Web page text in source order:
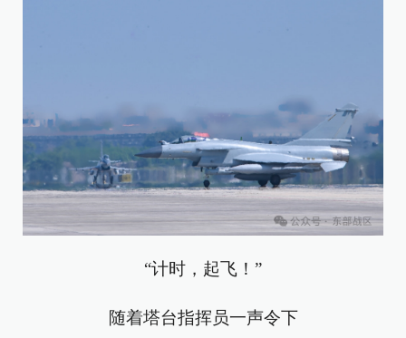
“计时，起飞！”
随着塔台指挥员一声令下